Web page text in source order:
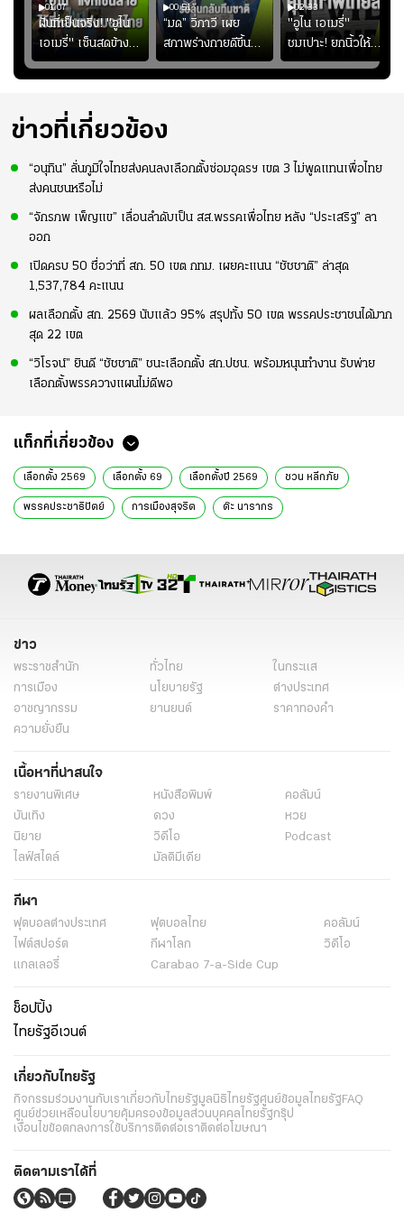
01:07
ฝันที่เป็นจริง! "อูไน
เอเมรี่" เซ็นสดข้าง
รอยสักบนแผ่นหลัง
"คุณเต๊ะ" แฟนพันธุ์
00:51
“มด” วิภาวี เผย
สภาพร่างกายดีขึ้น
อย่างต่อเนื่อง พร้อม
พยายามลงสนามให้
ความมั่นใจ
02:33
"อูไน เอเมรี่"
ชมเปาะ! ยกนิ้วให้
แท็กติกบีจี แฮปปี้
สุดๆ กับการเยือนไทย
ข่าวที่เกี่ยวข้อง
“อนุทิน” ลั่นภูมิใจไทยส่งคนลงเลือกตั้งซ่อมอุดรฯ เขต 3 ไม่พูดแทนเพื่อไทย
ส่งคนชนหรือไม่
“จักรภพ เพ็ญแข” เลื่อนลำดับเป็น สส.พรรคเพื่อไทย หลัง “ประเสริฐ” ลา
ออก
เปิดครบ 50 ชื่อว่าที่ สก. 50 เขต กทม. เผยคะแนน “ชัชชาติ” ล่าสุด
1,537,784 คะแนน
ผลเลือกตั้ง สก. 2569 นับแล้ว 95% สรุปทั้ง 50 เขต พรรคประชาชนได้มาก
สุด 22 เขต
“วิโรจน์” ยินดี “ชัชชาติ” ชนะเลือกตั้ง สก.ปชน. พร้อมหนุนทำงาน รับพ่าย
เลือกตั้งพรรควางแผนไม่ดีพอ
แท็กที่เกี่ยวข้อง
เลือกตั้ง 2569 เลือกตั้ง 69 เลือกตั้งปี 2569 ชวน หลีกภัย
พรรคประชาธิปัตย์ การเมืองสุจริต ต๊ะ นารากร
ประชาชนชาวเชียงใหม่ การเลือกตั้ง สส. การทุจริตคอรัปชั่น
ข่าวเลือกตั้งล่าสุดวันนี้
ข่าวการเมืองเลือกตั้ง ข่าวการเมืองวันนี้ ข่าวในกระแส
ข่าวการเมือง ไทยรัฐ ข่าววันนี้ ไทยรัฐออนไลน์
ข่าว
พระราชสำนัก ทั่วไทย
ในกระแส
การเมือง
นโยบายรัฐ
ต่างประเทศ
อาชญากรรม
ยานยนต์
ราคาทองคำ
ความยั่งยืน
เนื้อหาที่น่าสนใจ
รายงานพิเศษ หนังสือพิมพ์
คอลัมน์
บันเทิง
ดวง
หวย
นิยาย
วิดีโอ
Podcast
ไลฟ์สไตล์
มัลติมีเดีย
กีฬา
ฟุตบอลต่่างประเทศ ฟุตบอลไทย
คอลัมน์
ไฟต์สปอร์ต
กีฬาโลก
วิดีโอ
แกลเลอรี่
Carabao 7-a-Side Cup
ช็อปปิ้ง
ไทยรัฐอีเวนต์
เกี่ยวกับไทยรัฐ
กิจกรรมร่วมงานกับเราเกี่ยวกับไทยรัฐมูลนิธิไทยรัฐศูนย์ข้อมูลไทยรัฐFAQ
ศูนย์ช่วยเหลือนโยบายคุ้มครองข้อมูลส่วนบุคคลไทยรัฐกรุ๊ป
เงื่อนไขข้อตกลงการใช้บริการติดต่อเราติดต่อโฆษณา
ติดตามเราได้ที่